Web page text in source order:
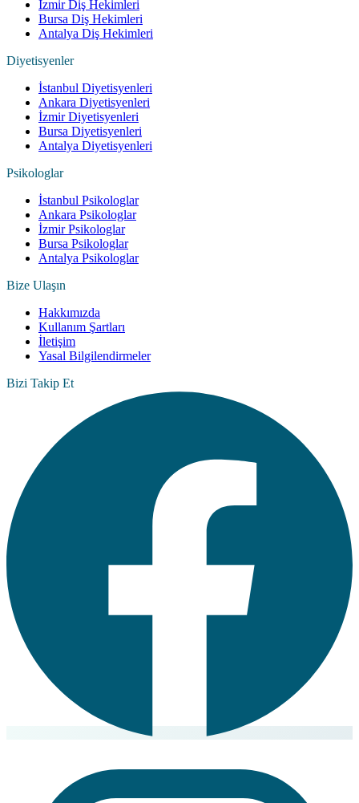
İzmir Diş Hekimleri
Bursa Diş Hekimleri
Antalya Diş Hekimleri
Diyetisyenler
İstanbul Diyetisyenleri
Ankara Diyetisyenleri
İzmir Diyetisyenleri
Bursa Diyetisyenleri
Antalya Diyetisyenleri
Psikologlar
İstanbul Psikologlar
Ankara Psikologlar
İzmir Psikologlar
Bursa Psikologlar
Antalya Psikologlar
Bize Ulaşın
Hakkımızda
Kullanım Şartları
İletişim
Yasal Bilgilendirmeler
Bizi Takip Et